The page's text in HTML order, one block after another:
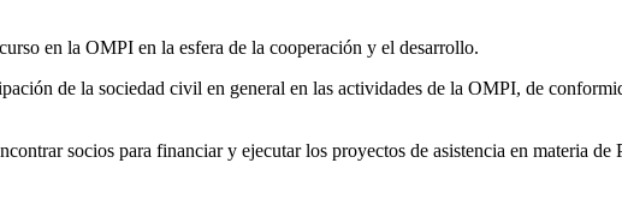
en la OMPI en la esfera de la cooperación y el desarrollo.
de la sociedad civil en general en las actividades de la OMPI, de
socios para financiar y ejecutar los proyectos de asistencia en materia de